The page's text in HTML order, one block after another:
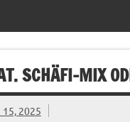
SCHÄFI-MIX
15, 2025